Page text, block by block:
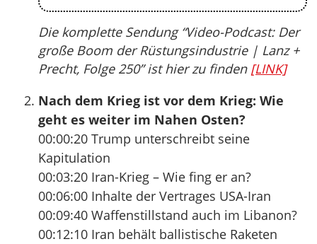
Die komplette Sendung “Video-Podcast: Der
große Boom der Rüstungsindustrie | Lanz +
Precht, Folge 250” ist hier zu finden [LINK]
Nach dem Krieg ist vor dem Krieg: Wie
geht es weiter im Nahen Osten?
00:00:20 Trump unterschreibt seine
Kapitulation
00:03:20 Iran-Krieg – Wie fing er an?
00:06:00 Inhalte der Vertrages USA-Iran
00:09:40 Waffenstillstand auch im Libanon?
00:12:10 Iran behält ballistische Raketen